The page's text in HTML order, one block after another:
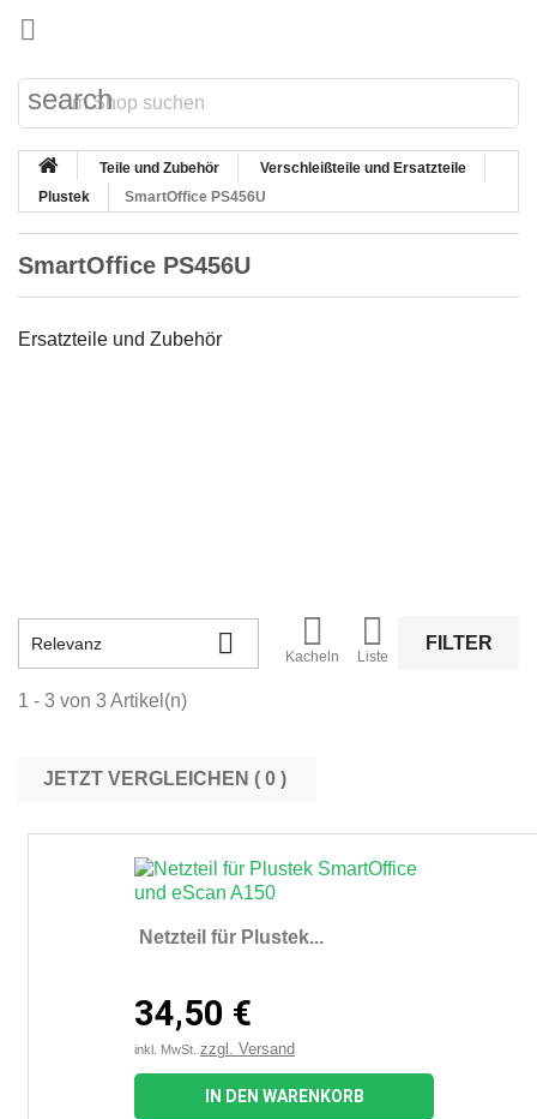

search
Teile und Zubehör
Verschleißteile und Ersatzteile
Plustek
SmartOffice PS456U
SmartOffice PS456U
Ersatzteile und Zubehör
Relevanz  
Kacheln

Liste
FILTER
1 - 3 von 3 Artikel(n)
JETZT VERGLEICHEN ( 0
Netzteil für Plustek...
34,50 €
inkl. MwSt. zzgl. Versand
IN DEN WARENKORB